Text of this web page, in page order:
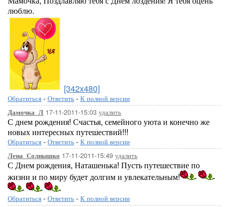
люблю.
[342x480]
Обратиться - Ответить - К полной версии
Дамочка_Л 17-11-2011-15:03 удалить
С днем рождения! Счастья, семейного уюта и конечно же
новых интересных путешествий!!!
Обратиться - Ответить - К полной версии
Лена_Солнышко 17-11-2011-15:49 удалить
С Днем рождения, Наташенька! Пусть путешествие по
жизни и по миру будет долгим и увлекательным!
Обратиться - Ответить - К полной версии